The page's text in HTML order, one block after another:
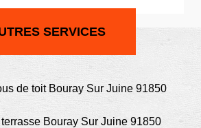
SERVICES
de toit Bouray Sur Juine 91850
Bouray Sur Juine 91850